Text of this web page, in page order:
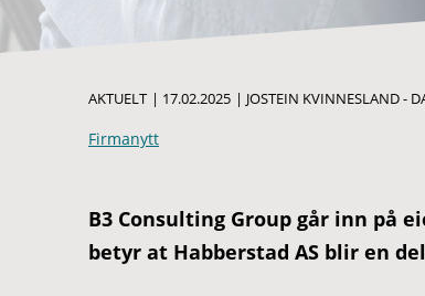
AKTUELT | 17.02.2025 | JOSTEIN KVINNESLAND -
Firmanytt
B3 Consulting Group går inn på
betyr at Habberstad AS blir en